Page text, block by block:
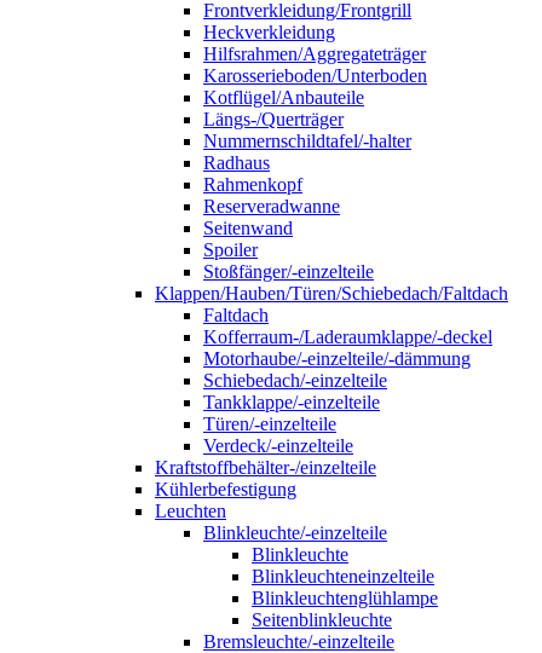
Frontverkleidung/Frontgrill
Heckverkleidung
Hilfsrahmen/Aggregateträger
Karosserieboden/Unterboden
Kotflügel/Anbauteile
Längs-/Querträger
Nummernschildtafel/-halter
Radhaus
Rahmenkopf
Reserveradwanne
Seitenwand
Spoiler
Stoßfänger/-einzelteile
Klappen/Hauben/Türen/Schiebedach/Faltdach
Faltdach
Kofferraum-/Laderaumklappe/-deckel
Motorhaube/-einzelteile/-dämmung
Schiebedach/-einzelteile
Tankklappe/-einzelteile
Türen/-einzelteile
Verdeck/-einzelteile
Kraftstoffbehälter-/einzelteile
Kühlerbefestigung
Leuchten
Blinkleuchte/-einzelteile
Blinkleuchte
Blinkleuchteneinzelteile
Blinkleuchtenglühlampe
Seitenblinkleuchte
Bremsleuchte/-einzelteile